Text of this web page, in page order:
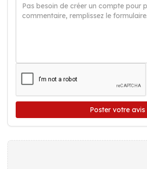
Poster votre avis